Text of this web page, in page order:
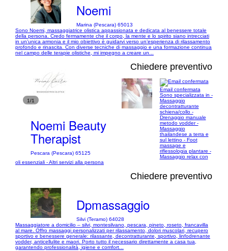
Noemi
Marina (Pescara) 65013
Sono Noemi, massaggiatrice olistica appassionata e dedicata al benessere totale
della persona. Credo fermamente che il corpo, la mente e lo spirito siano intrecciati
in un’unica armonia e il mio obiettivo è guidarvi verso un’esperienza di rilassamento
profondo e rinascita. Con diverse tecniche di massaggio e una formazione continua
nel campo delle terapie olistiche, mi impegno a creare un...
1/1
Chiedere preventivo
Noemi Beauty
Therapist
Pescara (Pescara) 65125
Email confermata
Sono specializzata in -
Massaggio
decontratturante
schiena/collo -
Drenaggio manuale
metodo vodder -
Massaggio
thailandese a terra e
sul lettino - Foot
massage e
riflessologia plantare -
Massaggio relax con
oli essenziali - Altri servizi alla persona
Chiedere preventivo
Dpmassaggio
Silvi (Teramo) 64028
Massaggiatore a domicilio – silvi, montesilvano, pescara, pineto, roseto, francavilla
al mare. Offro massaggi personalizzati per rilassamento, dolori muscolari, recupero
sportivo e benessere generale: rilassante, decontratturante, sportivo, linfodrenante
vodder, anticellulite e maori. Porto tutto il necessario direttamente a casa tua,
garantendo professionalità, igiene e comfort...